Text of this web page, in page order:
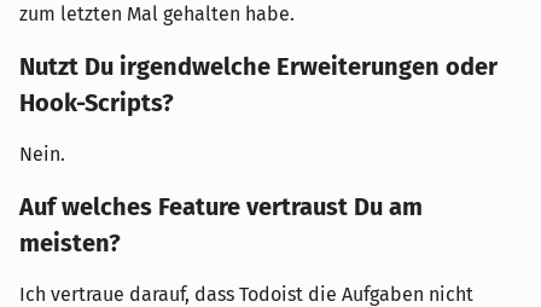
zum letzten Mal gehalten habe.
Nutzt Du irgendwelche Erweiterungen oder
Hook-Scripts?
Nein.
Auf welches Feature vertraust Du am
meisten?
Ich vertraue darauf, dass Todoist die Aufgaben nicht